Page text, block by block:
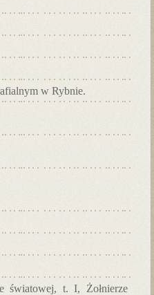
w Rybnie.
światowej, t. I, Żołnierze